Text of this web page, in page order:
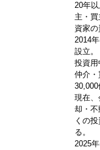
20年
主・
資家の
2014
設立。
投資用
仲介・
30,000
現在、
却・不
くの
る。
2025